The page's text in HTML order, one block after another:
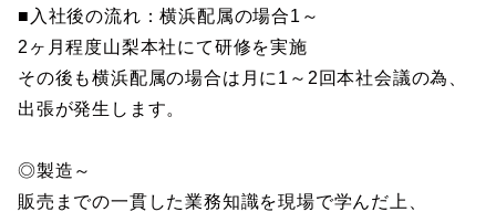
■入社後の流れ：横浜配属の場合1～
2ヶ月程度山梨本社にて研修を実施
その後も横浜配属の場合は月に1～2回本社会議の為、
出張が発生します。
◎製造～
販売までの一貫した業務知識を現場で学んだ上、